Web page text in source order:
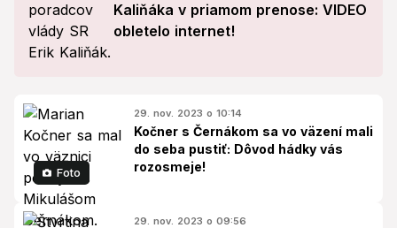
Kaliňáka v priamom prenose: VIDEO
obletelo internet!
Foto
29. nov. 2023 o 10:14
Kočner s Černákom sa vo väzení mali
do seba pustiť: Dôvod hádky vás
rozosmeje!
29. nov. 2023 o 09:56